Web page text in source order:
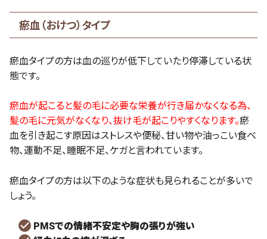
瘀血（おけつ）タイプ
瘀血タイプの方は血の巡りが低下していたり停滞している状
態です。
瘀血が起こると髪の毛に必要な栄養が行き届かなくなる為、
髪の毛に元気がなくなり、抜け毛が起こりやすくなります。瘀
血を引き起こす原因はストレスや便秘、甘い物や油っこい食べ
物、運動不足、睡眠不足、ケガと言われています。
瘀血タイプの方は以下のような症状も見られることが多いで
しょう。
PMSでの情緒不安定や胸の張りが強い